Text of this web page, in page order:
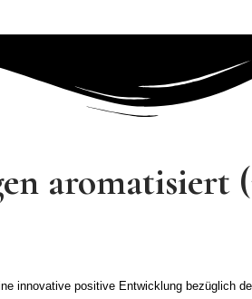
aromatisiert
innovative positive Entwicklung bezüglich